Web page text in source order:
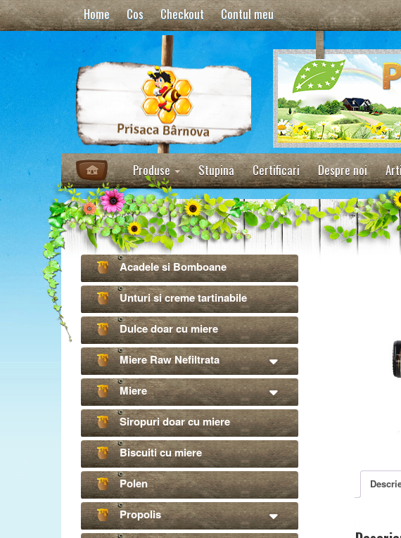
Home Cos Checkout Contul meu
Produse Stupina Certificari Despre noi
Acadele si Bomboane
Unturi si creme tartinabile
Dulce doar cu miere
Miere Raw Nefiltrata
Miere
Siropuri doar cu miere
Biscuiti cu miere
Polen
Propolis